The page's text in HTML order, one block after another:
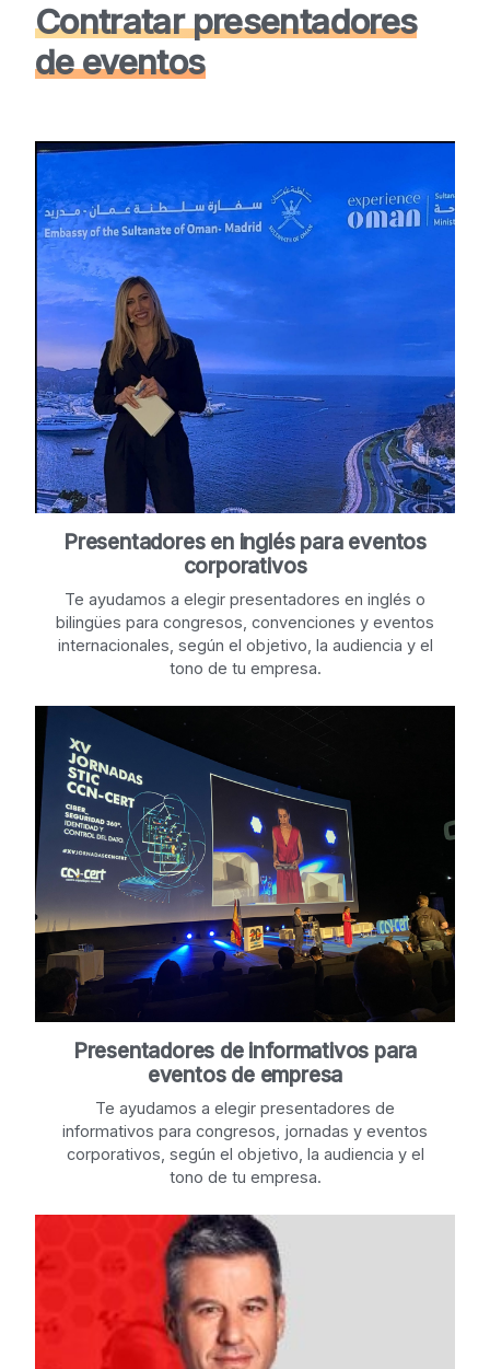
Contratar presentadores
de eventos
Presentadores en inglés para eventos
corporativos
Te ayudamos a elegir presentadores en inglés o
bilingües para congresos, convenciones y eventos
internacionales, según el objetivo, la audiencia y el
tono de tu empresa.
Presentadores de informativos para
eventos de empresa
Te ayudamos a elegir presentadores de
informativos para congresos, jornadas y eventos
corporativos, según el objetivo, la audiencia y el
tono de tu empresa.